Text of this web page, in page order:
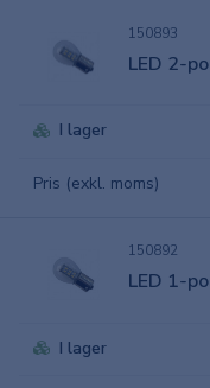
150893
LED 2-
I lager
Pris (exkl. moms)
150892
LED 1-
I lager